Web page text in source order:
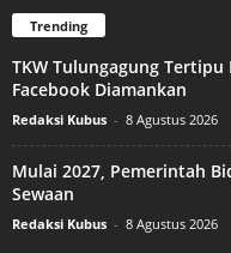
Trending
TKW Tulungagung Tertipu
Facebook Diamankan
Redaksi Kubus - 8 Agustus 2026
Mulai 2027, Pemerintah
Sewaan
Redaksi Kubus - 8 Agustus 2026